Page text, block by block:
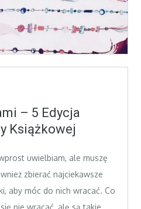
– 5 Edycja
Książkowej
uwielbiam, ale muszę
zbierać najciekawsze
aby móc do nich wracać. Co
nie wracać, alę są takie